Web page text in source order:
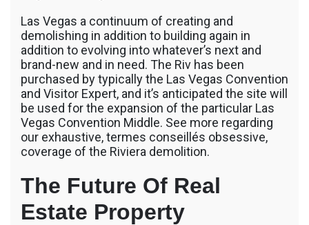
Las Vegas a continuum of creating and
demolishing in addition to building again in
addition to evolving into whatever’s next and
brand-new and in need. The Riv has been
purchased by typically the Las Vegas Convention
and Visitor Expert, and it’s anticipated the site will
be used for the expansion of the particular Las
Vegas Convention Middle. See more regarding
our exhaustive, termes conseillés obsessive,
coverage of the Riviera demolition.
The Future Of Real
Estate Property